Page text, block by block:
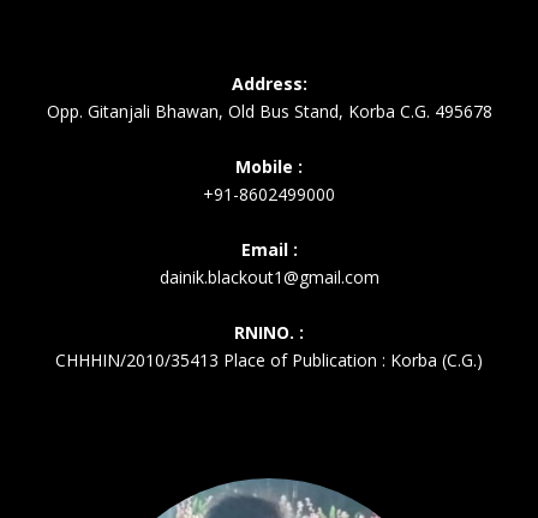
Address:
Opp. Gitanjali Bhawan, Old Bus Stand, Korba C.G. 495678
Mobile :
+91-8602499000
Email :
dainik.blackout1@gmail.com
RNINO. :
CHHHIN/2010/35413 Place of Publication : Korba (C.G.)